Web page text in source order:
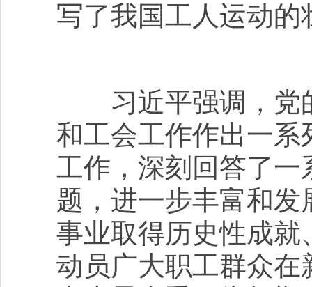
写了我国工人运动的
习近平强调，党
和工会工作作出一
工作，深刻回答了
题，进一步丰富和
事业取得历史性成
动员广大职工群众